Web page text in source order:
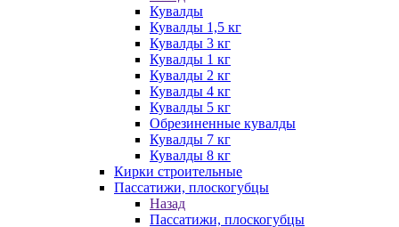
Кувалды
Кувалды 1,5 кг
Кувалды 3 кг
Кувалды 1 кг
Кувалды 2 кг
Кувалды 4 кг
Кувалды 5 кг
Обрезиненные кувалды
Кувалды 7 кг
Кувалды 8 кг
Кирки строительные
Пассатижи, плоскогубцы
Назад
Пассатижи, плоскогубцы